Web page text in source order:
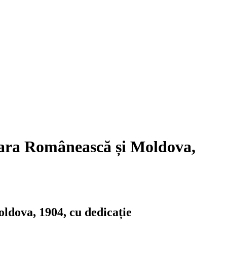
Românească și Moldova,
1904, cu dedicație